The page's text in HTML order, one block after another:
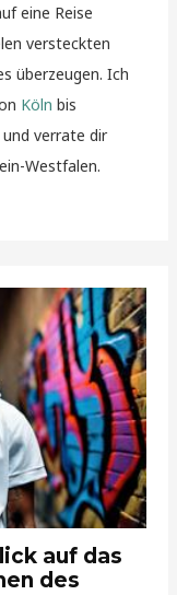
eine Reise
versteckten
überzeugen. Ich
Köln bis
und verrate dir
Westfalen.
auf das
des